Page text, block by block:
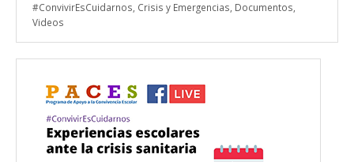
#ConvivirEsCuidarnos Crisis y Emergencias Documentos
Videos